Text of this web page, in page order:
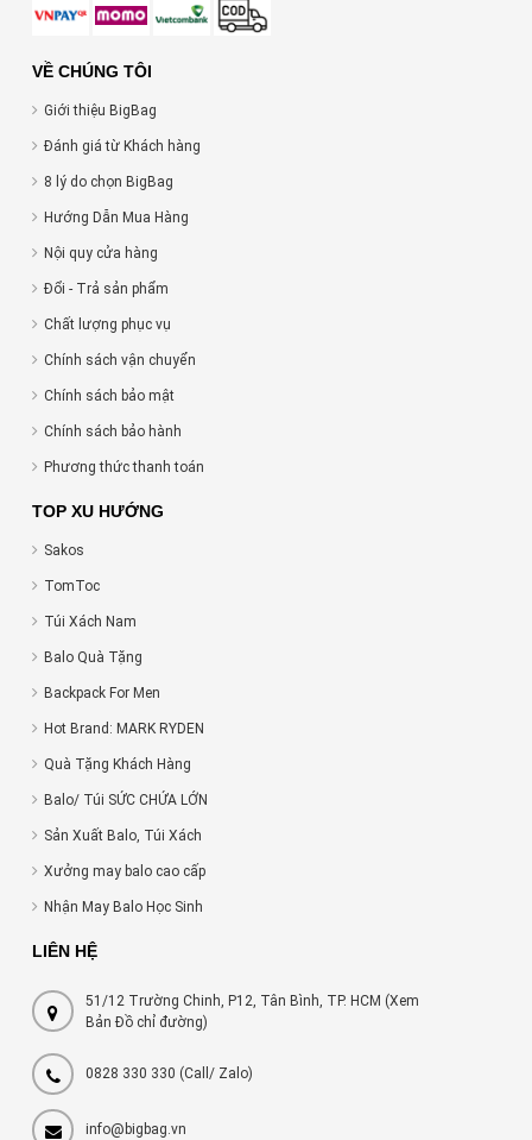
VỀ CHÚNG TÔI
Giới thiệu BigBag
Đánh giá từ Khách hàng
8 lý do chọn BigBag
Hướng Dẫn Mua Hàng
Nội quy cửa hàng
Đổi - Trả sản phẩm
Chất lượng phục vụ
Chính sách vận chuyển
Chính sách bảo mật
Chính sách bảo hành
Phương thức thanh toán
TOP XU HƯỚNG
Sakos
TomToc
Túi Xách Nam
Balo Quà Tặng
Backpack For Men
Hot Brand: MARK RYDEN
Quà Tặng Khách Hàng
Balo/ Túi SỨC CHỨA LỚN
Sản Xuất Balo, Túi Xách
Xưởng may balo cao cấp
Nhận May Balo Học Sinh
LIÊN HỆ
51/12 Trường Chinh, P12, Tân Bình, TP. HCM (Xem
Bản Đồ chỉ đường)
0828 330 330 (Call/ Zalo)
info@bigbag.vn